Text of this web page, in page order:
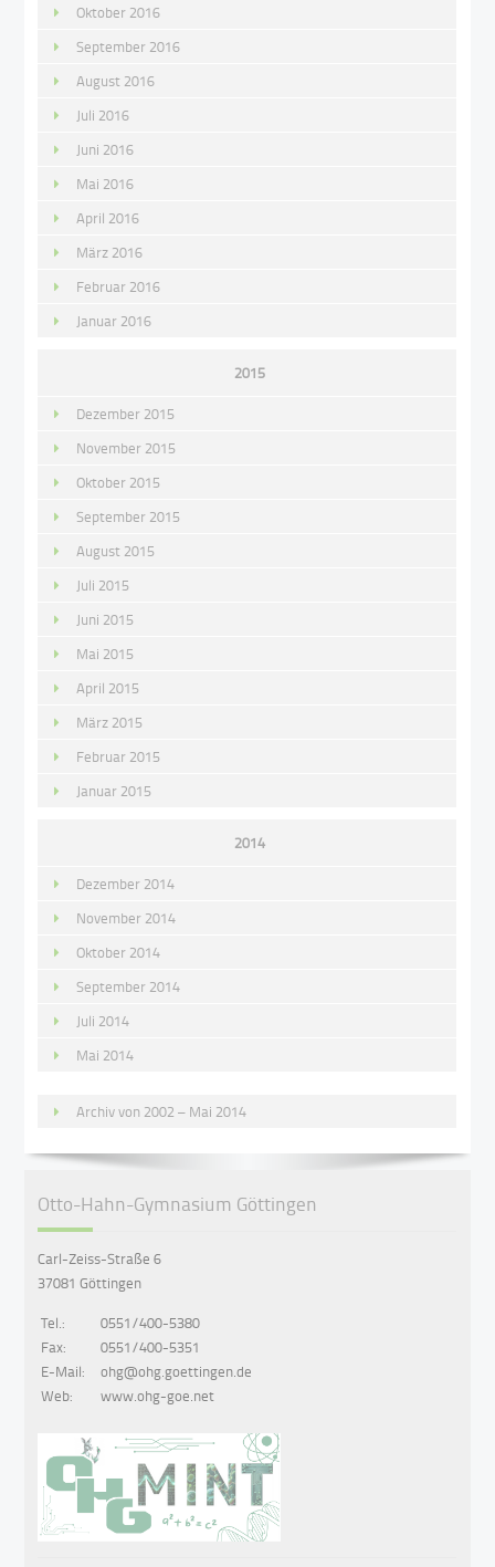
Oktober 2016
September 2016
August 2016
Juli 2016
Juni 2016
Mai 2016
April 2016
März 2016
Februar 2016
Januar 2016
2015
Dezember 2015
November 2015
Oktober 2015
September 2015
August 2015
Juli 2015
Juni 2015
Mai 2015
April 2015
März 2015
Februar 2015
Januar 2015
2014
Dezember 2014
November 2014
Oktober 2014
September 2014
Juli 2014
Mai 2014
Archiv von 2002 – Mai 2014
Otto-Hahn-Gymnasium Göttingen
Carl-Zeiss-Straße 6
37081 Göttingen
Tel.:
0551/400-5380
Fax:
0551/400-5351
E-Mail:
ohg@ohg.goettingen.de
Web:
www.ohg-goe.net